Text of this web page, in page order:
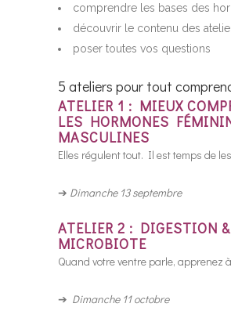
comprendre les bases des
découvrir le contenu des
poser toutes vos questions
5 ateliers pour tout
ATELIER 1 : MIEUX
LES HORMONES
MASCULINES
Elles régulent tout. Il est temps de
➔ Dimanche 13 septembre
ATELIER 2 : DIGESTION &
MICROBIOTE
Quand votre ventre parle, apprenez
➔ Dimanche 11 octobre